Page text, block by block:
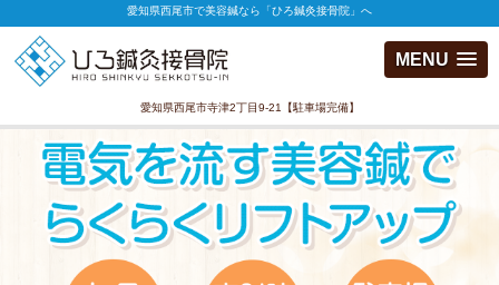
愛知県西尾市で美容鍼なら「ひろ鍼灸接骨院」へ
愛知県西尾市寺津2丁目9-21【駐車場完備】
MENU